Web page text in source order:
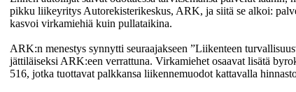
pikku liikeyritys Autorekisterikeskus, ARK, ja siitä se alkoi:
kasvoi virkamiehiä kuin pullataikina.
ARK:n menestys synnytti seuraajakseen ”Liikenteen
jättiläiseksi ARK:een verrattuna. Virkamiehet osaavat lisätä
516, jotka tuottavat palkkansa liikennemuodot kattavalla